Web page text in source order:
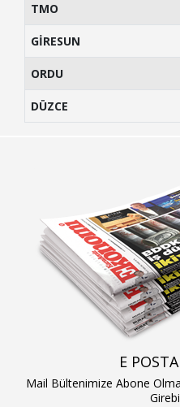
TMO
GİRESUN
ORDU
DÜZCE
E
Mail Bültenimize Abone